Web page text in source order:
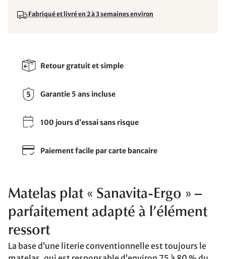
Fabriqué et livré en 2 à 3 semaines environ
Retour gratuit et simple
Garantie 5 ans incluse
100 jours d’essai sans risque
Paiement facile par carte bancaire
Matelas plat « Sanavita-Ergo » –
parfaitement adapté à l’élément
ressort
La base d’une literie conventionnelle est toujours le